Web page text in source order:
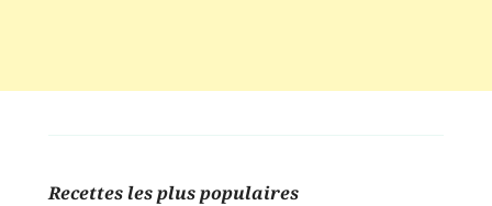
Recettes les plus populaires